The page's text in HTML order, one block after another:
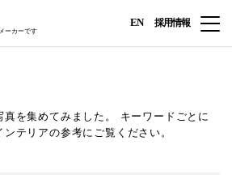
ーカーです
EN 採用情報
を集めてみました。
キーワードごとに
テリアの参考にご覧ください。